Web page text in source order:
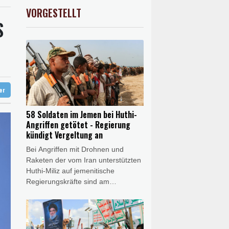
in Leipzig
gebrochen
Benchetrit bekannt
-0.15%
-0.28%
VORGESTELLT
58 Soldaten im Jemen bei Huthi-
Angriffen getötet - Regierung
kündigt Vergeltung an
Bei Angriffen mit Drohnen und
Raketen der vom Iran unterstützten
Huthi-Miliz auf jemenitische
Regierungskräfte sind am
Armee mindestens 58 Menschen
getötet worden. Dutzende
Menschen seien zudem verletzt